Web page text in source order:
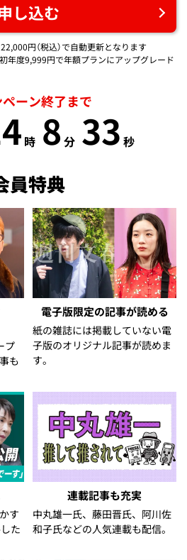
し込む
円（税込）で自動更新となります
年度9,999円で年額プランにアップグレード
ーン終了まで
時 8 分 33 秒
員特典
プ
も
電子版限定の記事が読める
紙の雑誌には掲載していない電
子版のオリジナル記事が読めま
す。
す
た
連載記事も充実
中丸雄一氏、藤田晋氏、阿川佐
和子氏などの人気連載も配信。